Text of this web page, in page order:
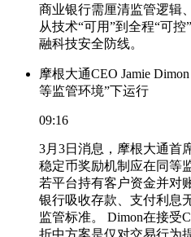
商业银行需厘清监管逻辑
从技术“可用”到全程“可
融科技安全防线。
摩根大通CEO Jamie
等监管环境”下运行
09:16
3月3日消息，摩根大通首
稳定币奖励机制应在同等
若平台持有客户资金并对
银行吸收存款、支付利息
监管标准。 Dimon在接受
折中方案是仅对交易行为